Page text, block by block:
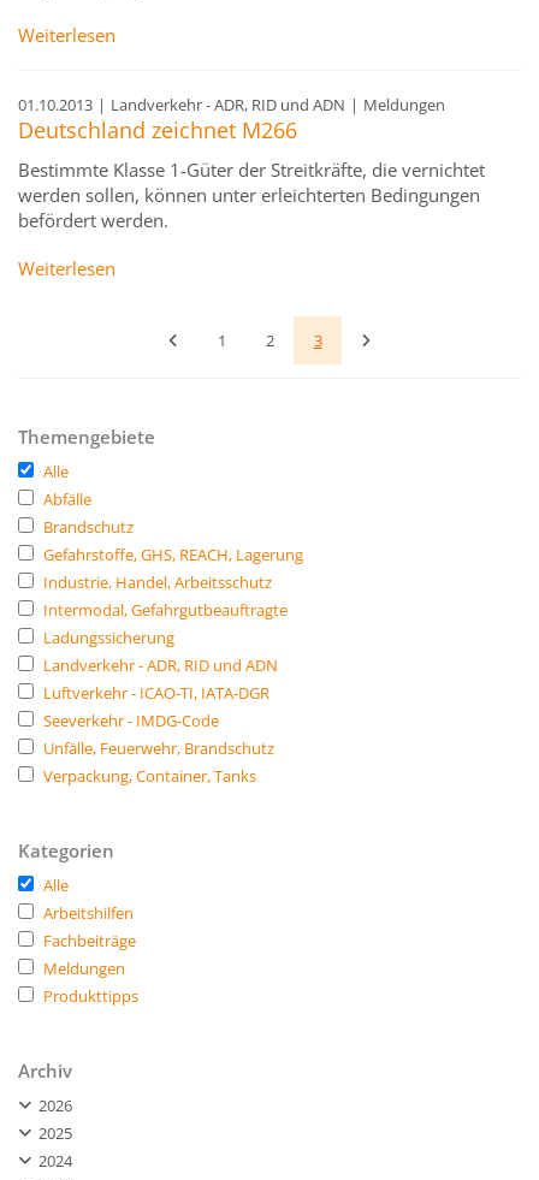
Weiterlesen
01.10.2013 | Landverkehr - ADR, RID und ADN | Meldungen
Deutschland zeichnet M266
Bestimmte Klasse 1-Güter der Streitkräfte, die vernichtet
werden sollen, können unter erleichterten Bedingungen
befördert werden.
Weiterlesen
1 2 3
Themengebiete
Alle
Abfälle
Brandschutz
Gefahrstoffe, GHS, REACH, Lagerung
Industrie, Handel, Arbeitsschutz
Intermodal, Gefahrgutbeauftragte
Ladungssicherung
Landverkehr - ADR, RID und ADN
Luftverkehr - ICAO-TI, IATA-DGR
Seeverkehr - IMDG-Code
Unfälle, Feuerwehr, Brandschutz
Verpackung, Container, Tanks
Kategorien
Alle
Arbeitshilfen
Fachbeiträge
Meldungen
Produkttipps
Archiv
2026
2025
2024